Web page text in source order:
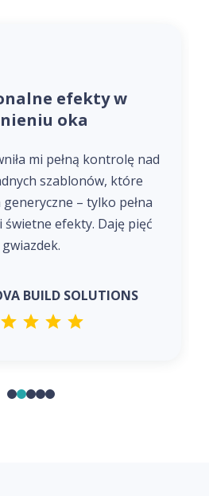
efekty w
oka
mi pełną kontrolę nad
szablonów, które
generyczne – tylko pełna
świetne efekty. Daję pięć
gwiazdek.
BUILD SOLUTIONS